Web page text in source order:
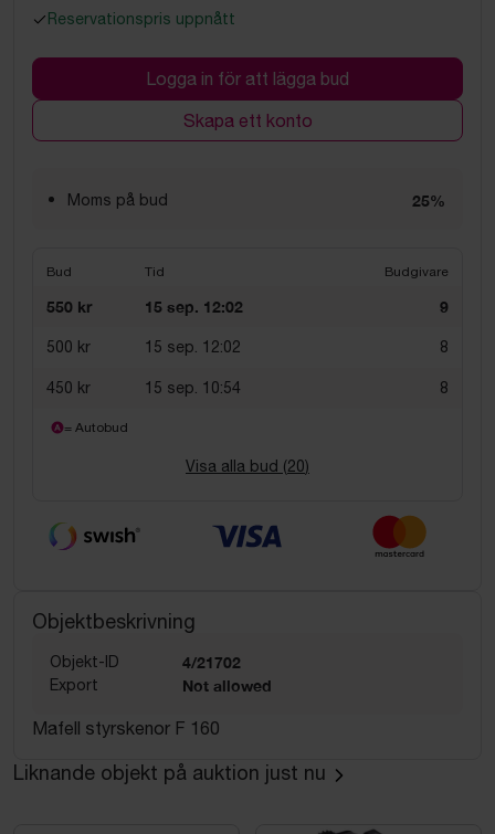
Reservationspris uppnått
Logga in för att lägga bud
Skapa ett konto
Moms på bud 25%
Bud Tid Budgivare
550 kr 15 sep. 12:02 9
500 kr 15 sep. 12:02 8
450 kr 15 sep. 10:54 8
= Autobud
Visa alla bud (20)
Objektbeskrivning
Objekt-ID 4/21702
Export Not allowed
Mafell styrskenor F 160
Liknande objekt på auktion just nu